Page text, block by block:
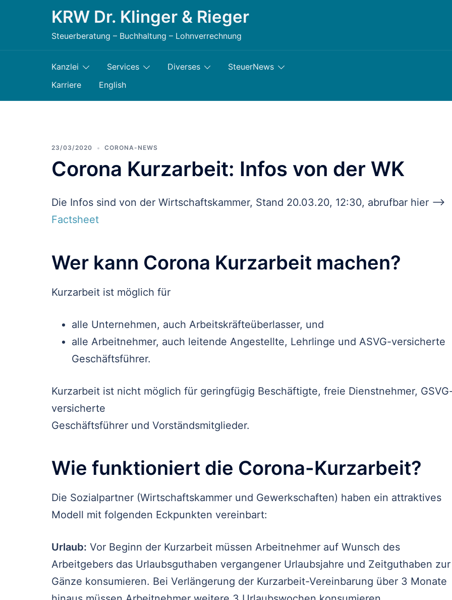
KRW Dr. Klinger & Rieger
Steuerberatung – Buchhaltung – Lohnverrechnung
Kanzlei Services Diverses
SteuerNews
Karriere
English
23/03/2020 CORONA-NEWS
Corona Kurzarbeit: Infos von der WK
Die Infos sind von der Wirtschaftskammer, Stand 20.03.20, 12:30, abrufbar hier –>
Factsheet
Wer kann Corona Kurzarbeit machen?
Kurzarbeit ist möglich für
alle Unternehmen, auch Arbeitskräfteüberlasser, und
alle Arbeitnehmer, auch leitende Angestellte, Lehrlinge und ASVG-versicherte
Geschäftsführer.
Kurzarbeit ist nicht möglich für geringfügig Beschäftigte, freie Dienstnehmer,
versicherte
Geschäftsführer und Vorständsmitglieder.
Wie funktioniert die Corona-Kurzarbeit?
Die Sozialpartner (Wirtschaftskammer und Gewerkschaften) haben ein attraktives
Modell mit folgenden Eckpunkten vereinbart:
Urlaub: Vor Beginn der Kurzarbeit müssen Arbeitnehmer auf Wunsch des
Arbeitgebers das Urlaubsguthaben vergangener Urlaubsjahre und Zeitguthaben zur
Gänze konsumieren. Bei Verlängerung der Kurzarbeit-Vereinbarung über 3 Monate